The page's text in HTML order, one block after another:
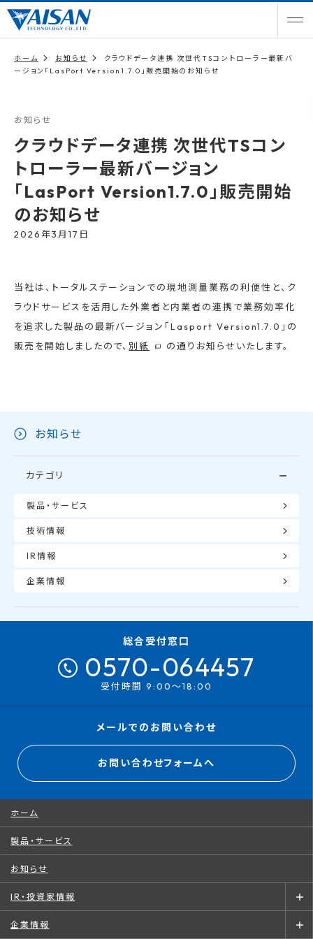
ホーム お知らせ
クラウドデータ連携 次世代TSコントローラー最新バ
ージョン「LasPort Version1.7.0」販売開始のお知らせ
お知らせ
クラウドデータ連携 次世代TSコン
トローラー最新バージョン
「LasPort Version1.7.0」販売開始
のお知らせ
2026年3月17日
当社は、トータルステーションでの現地測量業務の利便性と、ク
ラウドサービスを活用した外業者と内業者の連携で業務効率化
を追求した製品の最新バージョン「Lasport Version1.7.0」の
販売を開始しましたので、 別紙 の通りお知らせいたします。
お知らせ
カテゴリ
製品・サービス
技術情報
IR情報
企業情報
総合受付窓口
0570-064457
受付時間 9:00～18:00
メールでのお問い合わせ
お問い合わせフォームへ
ホーム
製品・サービス
お知らせ
IR・投資家情報
企業情報